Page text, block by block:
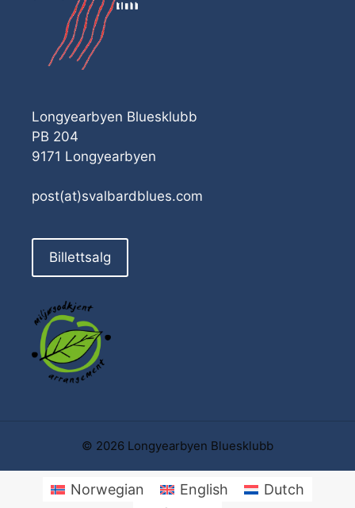
Longyearbyen Bluesklubb
PB 204
9171 Longyearbyen
post(at)svalbardblues.com
Billettsalg
© 2026 Longyearbyen Bluesklubb
Norwegian English
Dutch